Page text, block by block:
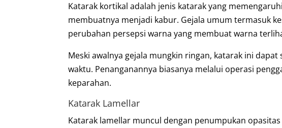
Katarak kortikal adalah jenis katarak yang
membuatnya menjadi kabur. Gejala umum termasuk
perubahan persepsi warna yang membuat warna
Meski awalnya gejala mungkin ringan, katarak ini
waktu. Penanganannya biasanya melalui operasi
keparahan.
Katarak Lamellar
Katarak lamellar muncul dengan penumpukan